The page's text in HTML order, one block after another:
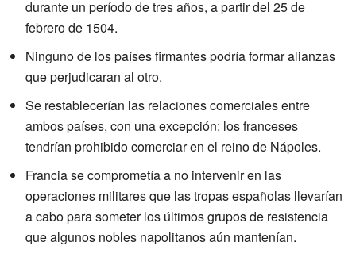
durante un período de tres años, a partir del 25 de
febrero de 1504.
Ninguno de los países firmantes podría formar alianzas
que perjudicaran al otro.
Se restablecerían las relaciones comerciales entre
ambos países, con una excepción: los franceses
tendrían prohibido comerciar en el reino de Nápoles.
Francia se comprometía a no intervenir en las
operaciones militares que las tropas españolas llevarían
a cabo para someter los últimos grupos de resistencia
que algunos nobles napolitanos aún mantenían.